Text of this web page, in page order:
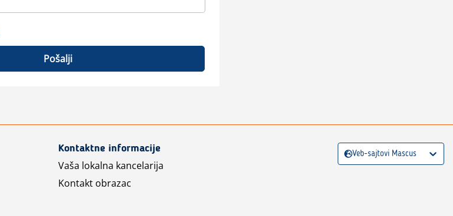
Pošalji
Kontaktne informacije
Vaša lokalna kancelarija
Kontakt obrazac
Veb-sajtovi Mascus